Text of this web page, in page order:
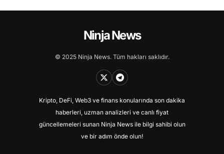
Ninja News
© 2025 Ninja News. Tüm hakları saklıdır.
Kripto, DeFi, Web3 ve finans konularında son dakika
haberleri, uzman analizleri ve canlı fiyat
güncellemeleri sunan Ninja News ile bilgi sahibi olun
ve bir adım önde olun!